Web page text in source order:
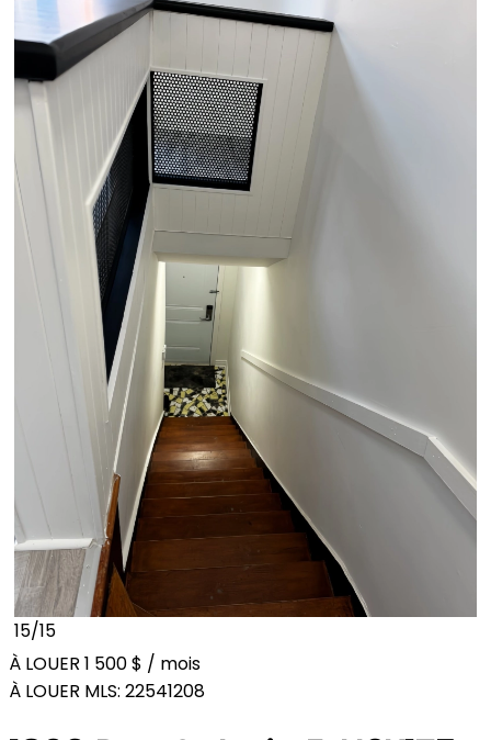
15/15
À LOUER 1 500 $ / mois
À LOUER MLS: 22541208